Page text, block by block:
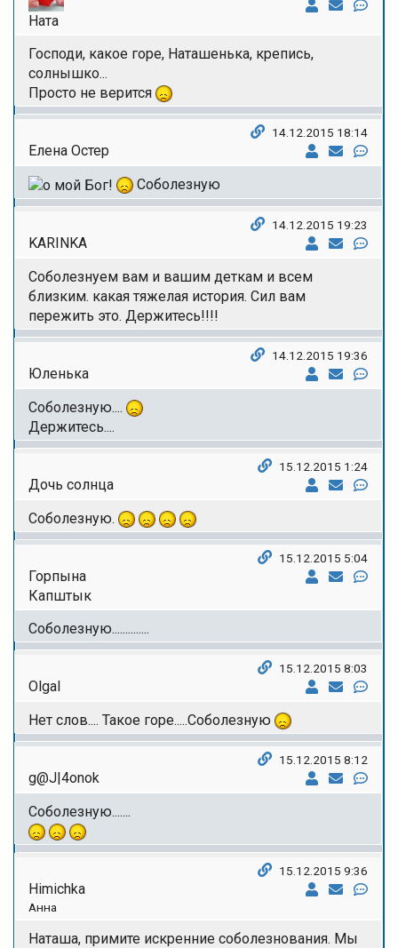
Ната
Господи, какое горе, Наташенька, крепись,
солнышко...
Просто не верится
Елена Остер
14.12.2015 18:14
Соболезную
KARINKA
14.12.2015 19:23
Соболезнуем вам и вашим деткам и всем
близким. какая тяжелая история. Сил вам
пережить это. Держитесь!!!!
Юленька
14.12.2015 19:36
Соболезную....
Держитесь....
Дочь солнца
15.12.2015 1:24
Соболезную.
Горпына
Капштык
15.12.2015 5:04
Соболезную..............
Olgal
15.12.2015 8:03
Нет слов.... Такое горе.....Соболезную
g@J|4onok
15.12.2015 8:12
Соболезную.......
Himichka
Анна
15.12.2015 9:36
Наташа, примите искренние соболезнования. Мы